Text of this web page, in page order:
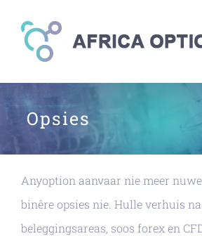
content
Opsies
Anyoption aanvaar nie meer
binêre opsies nie. Hulle verhuis
beleggingsareas, soos forex en